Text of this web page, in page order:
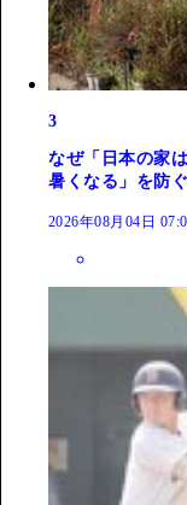
3
なぜ「日本の家
暑くなる」を防
2026年08月04日